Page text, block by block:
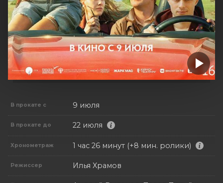
В прокате с 9 июля
В прокате до 22 июля
Хронометраж 1 час 26 минут (+8 мин. ролики)
Режиссер Илья Храмов